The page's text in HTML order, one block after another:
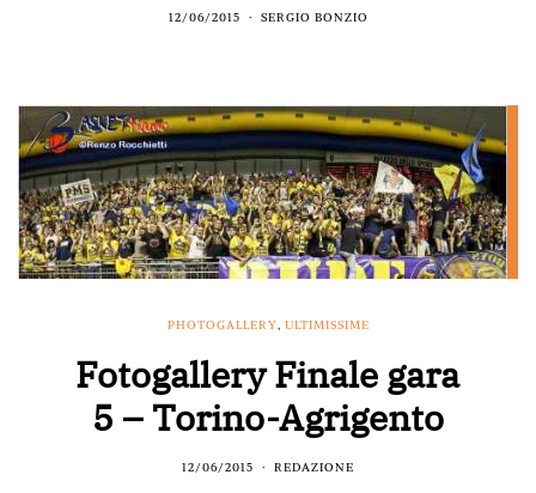
12/06/2015 SERGIO BONZIO
PHOTOGALLERY, ULTIMISSIME
Fotogallery Finale gara
5 – Torino-Agrigento
12/06/2015 REDAZIONE